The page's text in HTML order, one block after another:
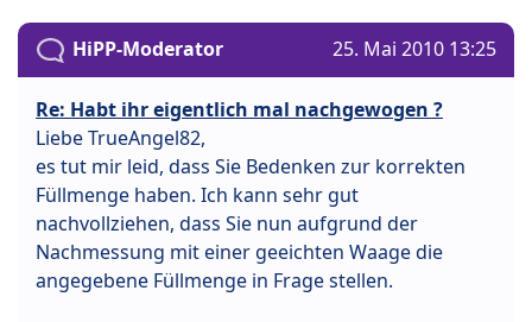
HiPP-Moderator 25. Mai 2010 13:25
Re: Habt ihr eigentlich mal nachgewogen ?
Liebe TrueAngel82,
es tut mir leid, dass Sie Bedenken zur korrekten
Füllmenge haben. Ich kann sehr gut
nachvollziehen, dass Sie nun aufgrund der
Nachmessung mit einer geeichten Waage die
angegebene Füllmenge in Frage stellen.